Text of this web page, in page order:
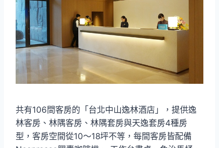
共有106間客房的「台北中山逸林酒店」，提供逸
林客房、林隅客房、林隅套房與天逸套房4種房
型，客房空間從10～18坪不等，每間客房皆配備